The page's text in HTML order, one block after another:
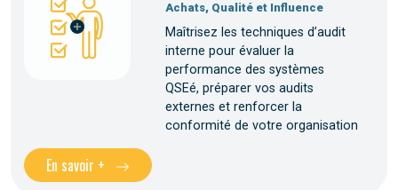
Achats, Qualité et Influence
Maîtrisez les techniques d’audit
interne pour évaluer la
performance des systèmes
QSEé, préparer vos audits
externes et renforcer la
conformité de votre organisation
En savoir +